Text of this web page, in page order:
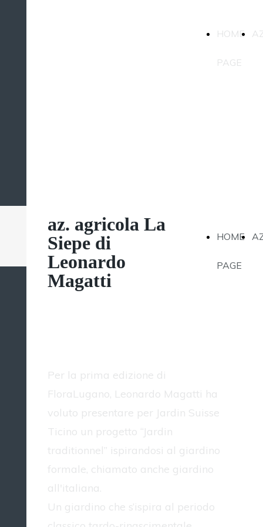
HOME
PAGE
HOME
PAGE
az. agricola La
Siepe di
Leonardo
Magatti
Per la prima edizione di
FloraLugano, Leonardo Magatti ha
voluto presentare per Jardin Suisse
Ticino un progetto “Jardin
traditionnel” ispirandosi al giardino
formale, chiamato anche giardino
all'italiana.
Un giardino che s’ispira al periodo